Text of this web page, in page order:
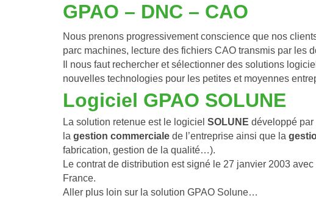
GPAO – DNC – CAO
Nous prenons progressivement conscience que nos
parc machines, lecture des fichiers CAO transmis par les
Il nous faut rechercher et sélectionner des solutions
nouvelles technologies pour les petites et moyennes
Logiciel GPAO SOLUNE
La solution retenue est le logiciel SOLUNE développé par
la gestion commerciale de l’entreprise ainsi que la
fabrication, gestion de la qualité…).
Le contrat de distribution est signé le 27 janvier 2003 avec
France.
Aller plus loin sur la solution GPAO Solune…